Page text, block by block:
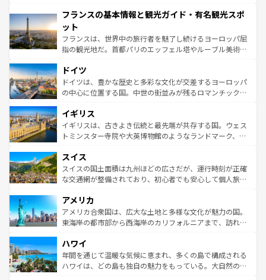
ませてくれるイタリアで、忘れられない旅をしてみよう！
なお、新着のイタリア情報は
しい。
文化が根付くこの国では、情熱的なフラメンコ、熱気あふ
れる闘牛、そして美味しいタパスが生活の一部となってい
る。首都マドリードの洗練された雰囲気や、バルセロナの
アートに溢れた街角から、地方では古代ローマ遺跡や中世
せる。地方によって風土や気候が異なるスペインはその個
性で訪れる人を魅了する。 なお、新着のスペイン情報は コ
ンテンツ一覧を参照してほしい。
フランスの基本情報と観光ガイド・有名観光スポ
ット
フランスは、世界中の旅行者を魅了し続けるヨーロッパ屈
指の観光地だ。首都パリのエッフェル塔やルーブル美術館
で、幅広い魅力が詰まっている。華麗な宮殿、歴史的な大
聖堂、美しいビーチ、そして豊かな自然が、訪れる者を心
から魅了する。また、フランスは美食の国としても知ら
いる。シャンパンの発祥地であるランス、プロヴァンスの
香り高いラベンダー畑など、多彩な楽しみ方が可能だ。さ
らに、パリ以外の地域にも魅力が溢れており、どの街角に
れる地方に足を運ぶとそれぞれで全く異なる文化を体験で
きるだろう。 なお、新着のフランス情報はコンテンツ一覧
を参照してほしい。
ドイツ
ドイツは、豊かな歴史と多彩な文化が交差するヨーロッパ
の中心に位置する国。中世の街並みが残るロマンチック街
顔を持つこの国は、どこを歩いても飽きることがない。ベ
ルリンの文化的活気、バイエルン州のアルプスの絶景、そ
してライン川沿いのワイン畑といった風景は必見。ビール
は、お酒好きな人にはぜひ体験してほしい。 なお、新着の
ドイツ情報はコンテンツ一覧を参照してほしい。
イギリス
イギリスは、古きよき伝統と最先端が共存する国。ウェス
トミンスター寺院や大英博物館のようなランドマーク、歴
リアごとに異なる魅力がある。また、優雅なアフタヌーン
ティー、ビール好きにはたまらない英国パブ、サッカー観
戦など、本場だからこそできる体験も豊富。イギリスを旅
ンツ一覧を参照してほしい。
スイス
スイスの国土面積は九州ほどの広さだが、運行時刻が正確
な交通網が整備されており、初心者でも安心して個人旅行
の建物がそのまま残る町や、スイスならではのユニークな
博物館もあり、アルプス観光だけでなく町歩きも満喫する
ことができる。国民の所得が高いため物価も高いが、旅行
ば市内交通費無料で観光を楽しむこともできる。 なお、新
着のスイス情報はコンテンツ一覧 を参照してほしい。
アメリカ
アメリカ合衆国は、広大な土地と多様な文化が魅力の国。
東海岸の都市部から西海岸のカリフォルニアまで、訪れる
のような巨大都市は、観光、ショッピング、エンターテイ
ンメントが詰まった刺激的なスポットだ。一方、アメリカ
西部には大自然が広がり、グランドキャニオンやイエロー
ハワイ
年間を通じて温暖な気候に恵まれ、多くの島で構成される
ハワイは、どの島も独自の魅力をもっている。大自然の神